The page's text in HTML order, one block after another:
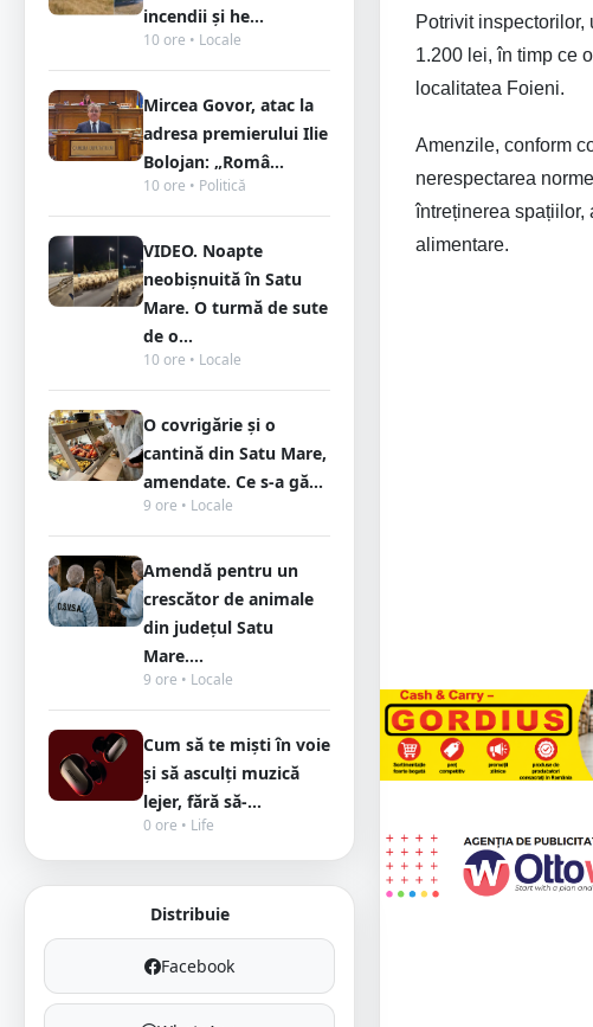
incendii și he...
10 ore • Locale
Mircea Govor, atac la
adresa premierului Ilie
Bolojan: „Româ...
10 ore • Politică
VIDEO. Noapte
neobișnuită în Satu
Mare. O turmă de sute
de o...
10 ore • Locale
O covrigărie și o
cantină din Satu Mare,
amendate. Ce s-a gă...
9 ore • Locale
Amendă pentru un
crescător de animale
din județul Satu
Mare....
9 ore • Locale
Cum să te miști în voie
și să asculți muzică
lejer, fără să-...
0 ore • Life
Distribuie
Facebook
Potrivit
1.200 lei, în timp ce
localitatea Foieni.
Amenzile, conform
nerespectarea
întreținerea spațiilor,
alimentare.